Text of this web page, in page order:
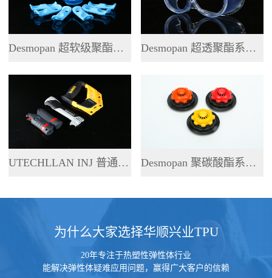
Desmopan 超软级聚酯系列 TPU Desmopan 超透聚酯系列 TPU
UTECHLLAN INJ 普通聚酯系列 TPU Desmopan 聚碳酸酯系列 TPU
为什么大家选择华顺兴业TPU
20年专注于热塑性弹性体行业
能解决弹性体疑难应用问题，赢得广大客户的信赖